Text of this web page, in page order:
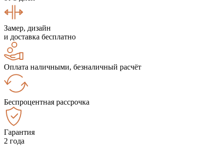
Замер, дизайн
и доставка бесплатно
Оплата наличными, безналичный расчёт
Беспроцентная рассрочка
Гарантия
2 года